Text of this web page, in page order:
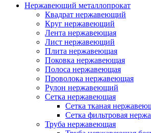
Нержавеющий металлопрокат
Квадрат нержавеющий
Круг нержавеющий
Лента нержавеющая
Лист нержавеющий
Плита нержавеющая
Поковка нержавеющая
Полоса нержавеющая
Проволока нержавеющая
Рулон нержавеющий
Сетка нержавеющая
Сетка тканая
Сетка фильтровая
Труба нержавеющая